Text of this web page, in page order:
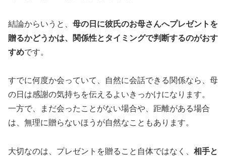
結論からいうと、 母の日に彼氏のお母さんへプレゼントを
贈るかどうかは、関係性とタイミングで判断するのがおす
すめです。
すでに何度か会っていて、自然に会話できる関係なら、母
の日は感謝の気持ちを伝えるよいきっかけになります。
一方で、まだ会ったことがない場合や、距離がある場合
は、無理に贈らないほうが自然なこともあります。
大切なのは、プレゼントを贈ること自体ではなく、 相手と